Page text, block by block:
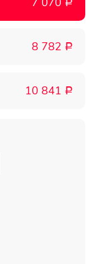
Р
8 782 Р
10 841 Р